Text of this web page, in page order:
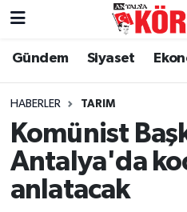
Gündem Siyaset
HABERLER TARIM
Komünist
Antalya'da
anlatacak
Gündem
Siyaset
Yerel Yönetim
Ekonomi
Nöbetçi Eczaneler
Hava Durumu
Trafik Durumu
Süper Lig Puan